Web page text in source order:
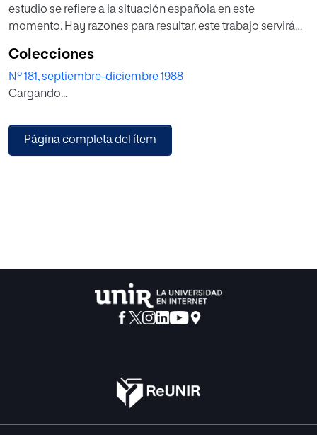
estudio se refiere a la situación española en este
momento. Hay razones para resultar, este trabajo servirá
responsables de tomar decisiones en los centros de
enseñanza.
Colecciones
Nº 181, septiembre-diciembre 1988
Cargando...
Página completa del ítem